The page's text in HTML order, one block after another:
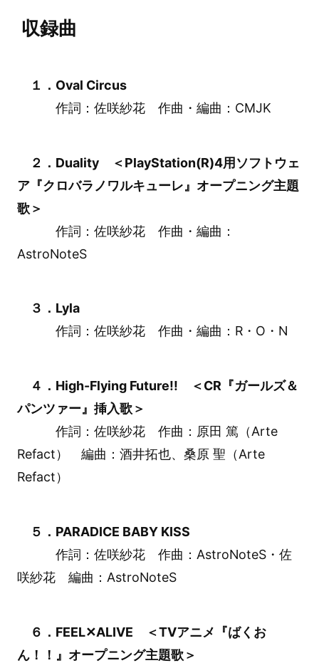
収録曲
１．Oval Circus
作詞：佐咲紗花 作曲・編曲：CMJK
２．Duality ＜PlayStation(R)4用ソフトウェ
ア『クロバラノワルキューレ』オープニング主題
歌＞
作詞：佐咲紗花 作曲・編曲：
AstroNoteS
３．Lyla
作詞：佐咲紗花 作曲・編曲：R・O・N
４．High-Flying Future!! ＜CR『ガールズ＆
パンツァー』挿入歌＞
作詞：佐咲紗花 作曲：原田 篤（Arte
Refact） 編曲：酒井拓也、桑原 聖（Arte
Refact）
５．PARADICE BABY KISS
作詞：佐咲紗花 作曲：AstroNoteS・佐
咲紗花 編曲：AstroNoteS
６．FEEL✕ALIVE ＜TVアニメ『ばくお
ん！！』オープニング主題歌＞